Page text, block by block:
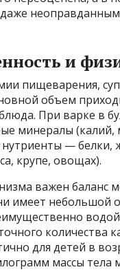
и
пищеварения,
объем
При варке в
минералы
— белки,
крупе, овощах).
важен
имеет небольшой
количества
для детей в
массы тела